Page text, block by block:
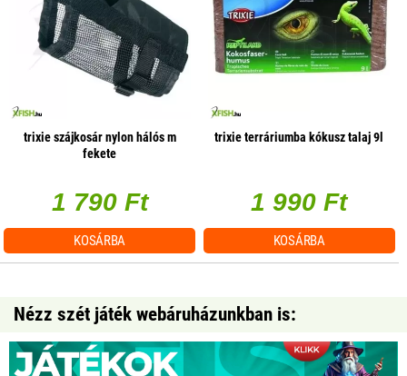
trixie szájkosár nylon hálós m
fekete
1 790 Ft
KOSÁRBA
trixie terráriumba kókusz talaj 9l
1 990 Ft
KOSÁRBA
Nézz szét játék webáruházunkban is: